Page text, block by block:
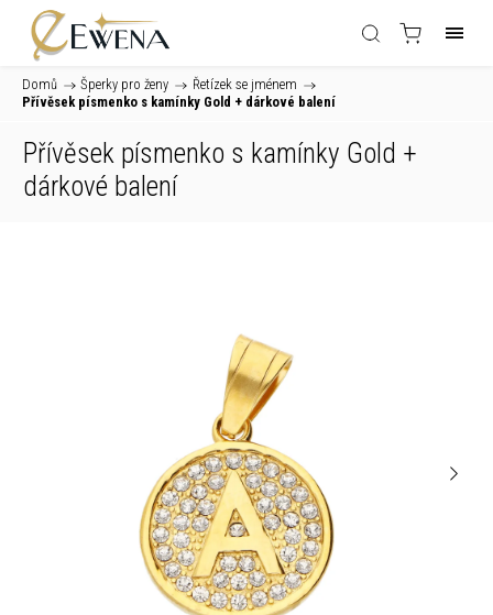
Domů / Šperky pro ženy / Řetízek se jménem /
Přívěsek písmenko s kamínky Gold + dárkové balení
Přívěsek písmenko s kamínky Gold +
dárkové balení